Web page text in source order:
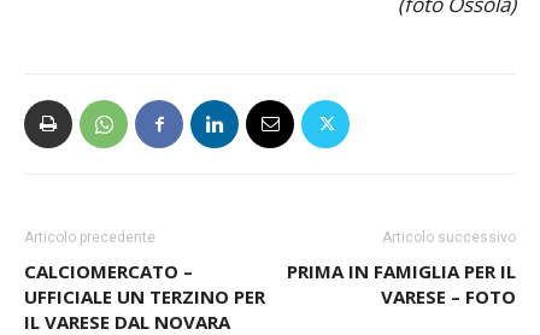
redazione@varese-sport.com
Articolo precedente
CALCIOMERCATO –
Articolo successivo